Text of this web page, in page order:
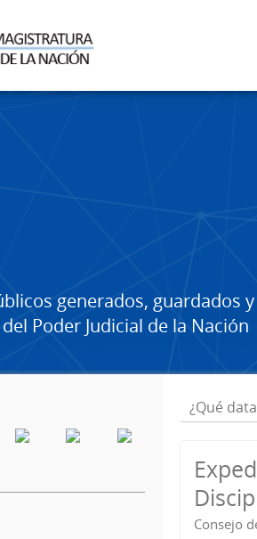
generados, guardados
Poder Judicial de la Nación
Consejo